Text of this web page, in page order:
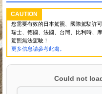
CAUTION
您需要有效的日本駕照、國際駕駛許
瑞士、德國、法國、台灣、比利時、
駕照無法駕駛！
更多信息請參考此處。
Could not